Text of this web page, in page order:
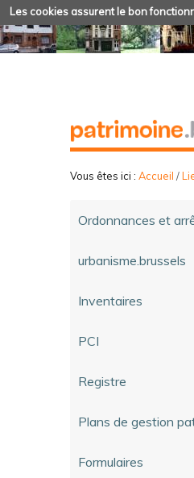
Les cookies assurent le bon
Vous êtes ici : Accueil /
Ordonnances et
urbanisme.brussels
Inventaires
PCI
Registre
Plans de gestion
Formulaires